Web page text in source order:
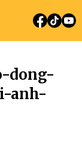
dong-
anh-